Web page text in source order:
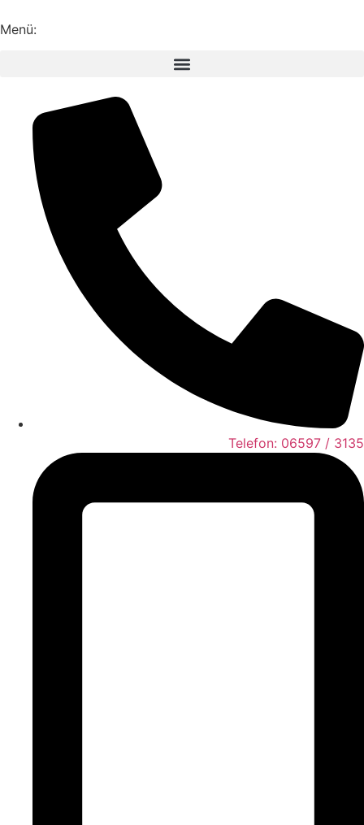
Menü:
Telefon: 06597 / 3135